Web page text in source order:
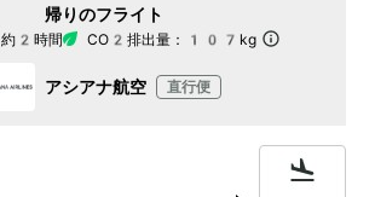
帰りのフライト
約2時間 CO2排出量： 107kg
アシアナ航空 直行便